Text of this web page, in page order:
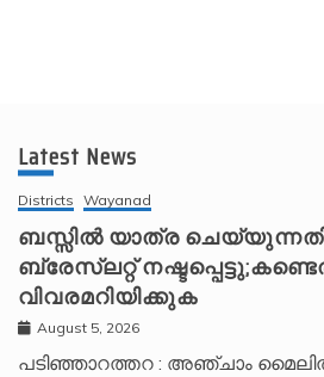
Latest News
Districts Wayanad
ബസ്സിൽ യാത്ര
ബ്രേസ്‌ലറ്റ്
വിവരമറിയിക്കുക
August 5, 2026
പടിഞ്ഞാറത്തറ : അഞ്ചാം